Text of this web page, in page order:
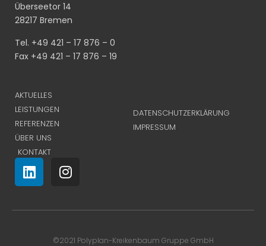
Überseetor 14
28217 Bremen
Tel. +49 421 – 17 876 – 0
Fax +49 421 – 17 876 – 19
AKTUELLES
LEISTUNGEN
REFERENZEN
ÜBER UNS
KONTAKT
DATENSCHUTZERKLÄRUNG
IMPRESSUM
©2021 Polyplan-Kreikenbaum Gruppe GmbH